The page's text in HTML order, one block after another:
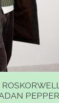
PEPPER